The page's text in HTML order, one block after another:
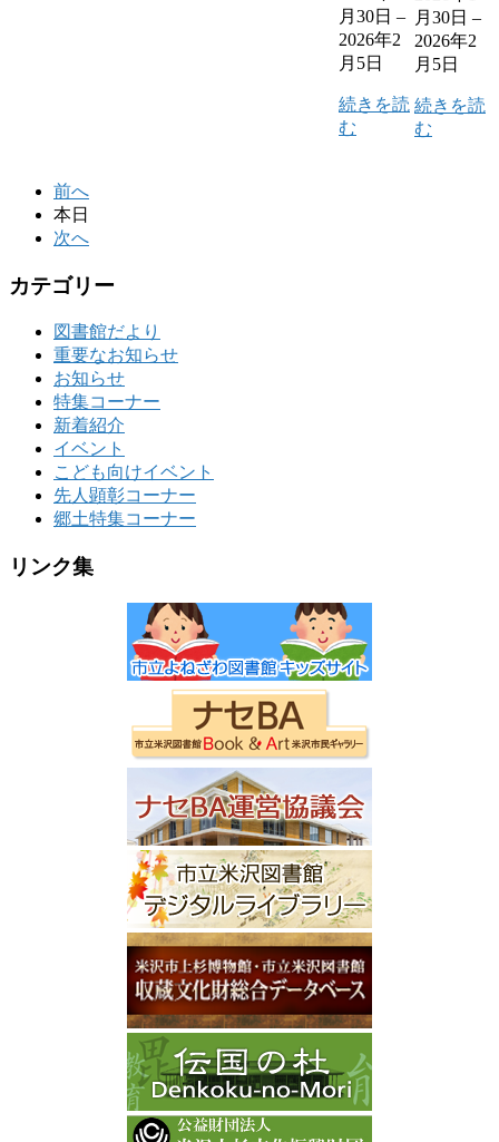
月30日 –
2026年2
月5日
続きを読
む
月30日 –
2026年2
月5日
続きを読
む
前へ
本日
次へ
カテゴリー
図書館だより
重要なお知らせ
お知らせ
特集コーナー
新着紹介
イベント
こども向けイベント
先人顕彰コーナー
郷土特集コーナー
リンク集